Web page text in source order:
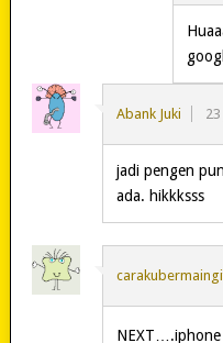
Abank Juki
jadi pengen
ada. hikkksss